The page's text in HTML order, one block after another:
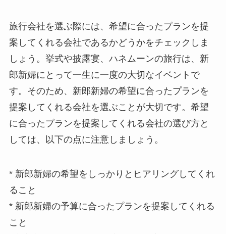
旅行会社を選ぶ際には、希望に合ったプランを提
案してくれる会社であるかどうかをチェックしま
しょう。挙式や披露宴、ハネムーンの旅行は、新
郎新婦にとって一生に一度の大切なイベントで
す。そのため、新郎新婦の希望に合ったプランを
提案してくれる会社を選ぶことが大切です。希望
に合ったプランを提案してくれる会社の選び方と
しては、以下の点に注意しましょう。
* 新郎新婦の希望をしっかりとヒアリングしてくれ
ること
* 新郎新婦の予算に合ったプランを提案してくれる
こと